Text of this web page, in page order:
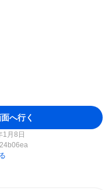
へ行く
1月8日